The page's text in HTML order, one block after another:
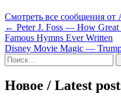
Смотреть все сообщения
Навигация
по
записям
← Peter J. Foss — How
Famous Hymns Ever Written
Disney Movie Magic —
Sidebar
Найти:
Новое / Latest